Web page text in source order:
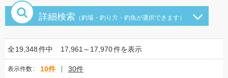
詳細検索 （釣場・釣り方・釣魚が選択できます）
全19,348件中 17,961～17,970件を表示
表示件数 10件 30件